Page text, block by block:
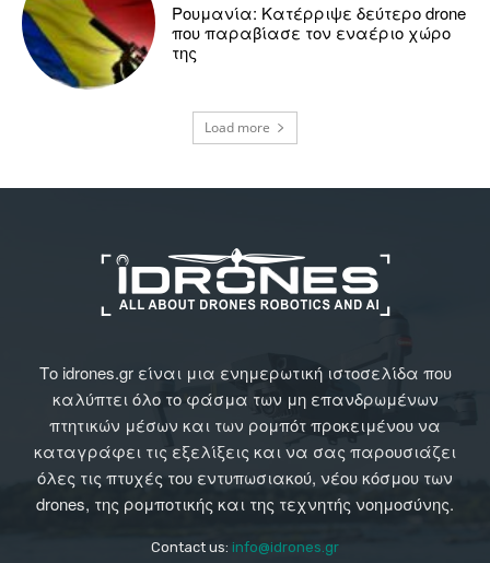
Ρουμανία: Κατέρριψε δεύτερο drone
που παραβίασε τον εναέριο χώρο
της
Load more
Το idrones.gr είναι μια ενημερωτική ιστοσελίδα που
καλύπτει όλο το φάσμα των μη επανδρωμένων
πτητικών μέσων και των ρομπότ προκειμένου να
καταγράφει τις εξελίξεις και να σας παρουσιάζει
όλες τις πτυχές του εντυπωσιακού, νέου κόσμου των
drones, της ρομποτικής και της τεχνητής νοημοσύνης.
Contact us: info@idrones.gr